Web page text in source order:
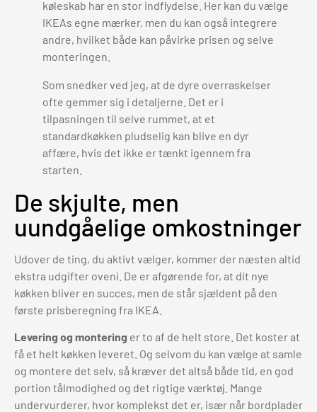
køleskab har en stor indflydelse. Her kan du vælge
IKEAs egne mærker, men du kan også integrere
andre, hvilket både kan påvirke prisen og selve
monteringen.
Som snedker ved jeg, at de dyre overraskelser
ofte gemmer sig i detaljerne. Det er i
tilpasningen til selve rummet, at et
standardkøkken pludselig kan blive en dyr
affære, hvis det ikke er tænkt igennem fra
starten.
De skjulte, men
uundgåelige omkostninger
Udover de ting, du aktivt vælger, kommer der næsten altid
ekstra udgifter oveni. De er afgørende for, at dit nye
køkken bliver en succes, men de står sjældent på den
første prisberegning fra IKEA.
Levering og montering er to af de helt store. Det koster at
få et helt køkken leveret. Og selvom du kan vælge at samle
og montere det selv, så kræver det altså både tid, en god
portion tålmodighed og det rigtige værktøj. Mange
undervurderer, hvor komplekst det er, især når bordplader